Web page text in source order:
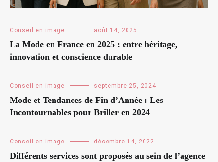
Conseil en image août 14, 2025
La Mode en France en 2025 : entre héritage,
innovation et conscience durable
Conseil en image septembre 25, 2024
Mode et Tendances de Fin d’Année : Les
Incontournables pour Briller en 2024
Conseil en image décembre 14, 2022
Différents services sont proposés au sein de l’agence